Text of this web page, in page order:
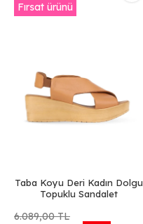
Fırsat ürünü
Taba Koyu Deri Kadın Dolgu
Topuklu Sandalet
6.089,00 TL